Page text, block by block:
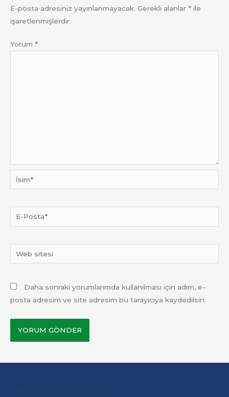
E-posta adresiniz yayınlanmayacak. Gerekli alanlar * ile
işaretlenmişlerdir
Yorum *
İsim*
Posta*
sitesi
Daha sonraki yorumlarımda kullanılması için adım, e-
posta adresim ve site adresim bu tarayıcıya kaydedilsin.